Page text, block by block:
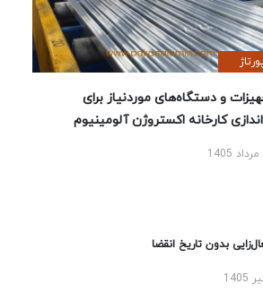
و دستگاه‌های موردنیاز برای
کارخانه اکستروژن آلومینیوم
بدون تاریخ انقضا